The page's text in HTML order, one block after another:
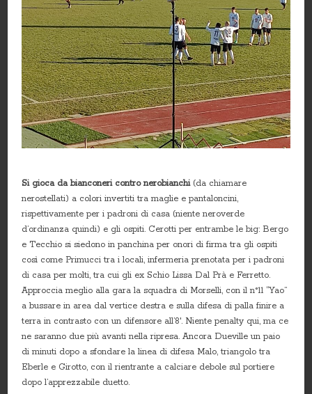
Si gioca da bianconeri contro nerobianchi(da chiamare
nerostellati) a colori invertiti tra maglie e pantaloncini,
rispettivamente per i padroni di casa (niente neroverde
d’ordinanza quindi) e gli ospiti. Cerotti per entrambe le big: Bergo
e Tecchio si siedono in panchina per onori di firma tra gli ospiti
così come Primucci tra i locali, infermeria prenotata per i padroni
di casa per molti, tra cui gli ex Schio Lissa Dal Prà e Ferretto.
Approccia meglio alla gara la squadra di Morselli, con il n°11 “Yao”
a bussare in area dal vertice destra e sulla difesa di palla finire a
terra in contrasto con un difensore all’8′. Niente penalty qui, ma ce
ne saranno due più avanti nella ripresa. Ancora Dueville un paio
di minuti dopo a sfondare la linea di difesa Malo, triangolo tra
Eberle e Girotto, con il rientrante a calciare debole sul portiere
dopo l’apprezzabile duetto.